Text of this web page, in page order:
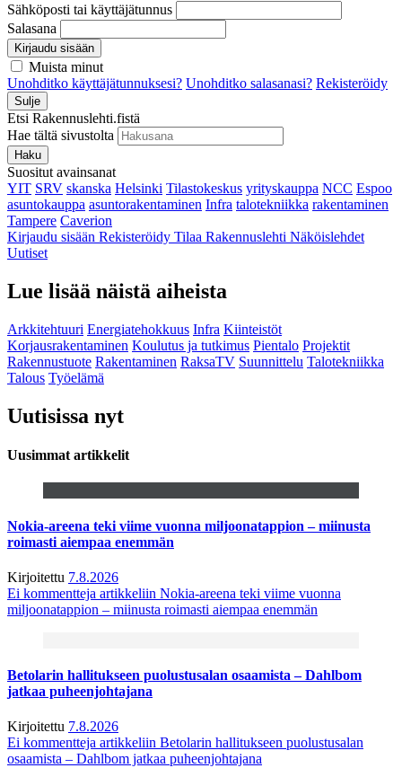
Sähköposti tai käyttäjätunnus
Salasana
Kirjaudu sisään
Muista minut
Unohditko käyttäjätunnuksesi? Unohditko salasanasi? Rekisteröidy
Sulje
Etsi Rakennuslehti.fistä
Hae tältä sivustolta
Haku
Suositut avainsanat
YIT SRV skanska Helsinki Tilastokeskus yrityskauppa NCC Espoo
asuntokauppa asuntorakentaminen Infra talotekniikka rakentaminen
Tampere Caverion
Kirjaudu sisään Rekisteröidy Tilaa Rakennuslehti Näköislehdet
Uutiset
Lue lisää näistä aiheista
Arkkitehtuuri Energiatehokkuus Infra Kiinteistöt
Korjausrakentaminen Koulutus ja tutkimus Pientalo Projektit
Rakennustuote Rakentaminen RaksaTV Suunnittelu Talotekniikka
Talous Työelämä
Uutisissa nyt
Uusimmat artikkelit
Nokia-areena teki viime vuonna miljoonatappion – miinusta
roimasti aiempaa enemmän
Kirjoitettu 7.8.2026
Ei kommentteja artikkeliin Nokia-areena teki viime vuonna
miljoonatappion – miinusta roimasti aiempaa enemmän
Betolarin hallitukseen puolustusalan osaamista – Dahlbom
jatkaa puheenjohtajana
Kirjoitettu 7.8.2026
Ei kommentteja artikkeliin Betolarin hallitukseen puolustusalan
osaamista – Dahlbom jatkaa puheenjohtajana